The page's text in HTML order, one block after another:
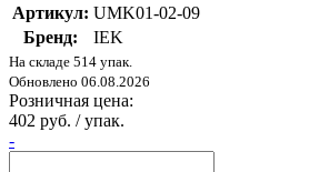
Артикул: UMK01-02-09
Бренд:
IEK
На складе 514 упак.
Обновлено 06.08.2026
Розничная цена:
402 руб. / упак.
-